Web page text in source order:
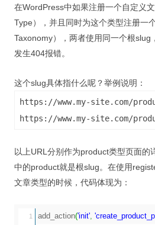
在WordPress中如果注册一个自定义
Type），并且同时为这个类型注册一
Taxonomy），两者使用同一个根slug
发生404报错。
这个slug具体指什么呢？举例说明：
https://www.my-site.com/
https://www.my-site.com/
以上URL分别作为product类型页面的
中的product就是根slug。在使用
文章类型的时候，代码体现为：
1 add_action('init'